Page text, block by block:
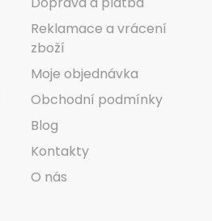
Reklamace a vrácení
zboží
Moje objednávka
Obchodní podmínky
Blog
Kontakty
O nás